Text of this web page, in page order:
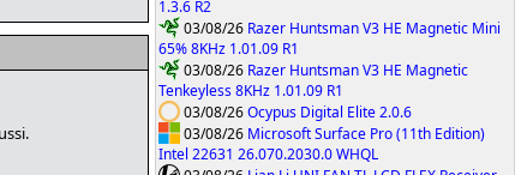
1.3.6 R2
03/08/26 Razer Huntsman V3 HE Magnetic Mini
65% 8KHz 1.01.09 R1
03/08/26 Razer Huntsman V3 HE Magnetic
Tenkeyless 8KHz 1.01.09 R1
03/08/26Ocypus Digital Elite 2.0.6
03/08/26 Microsoft Surface Pro (11th Edition)
Intel 22631 26.070.2030.0 WHQL